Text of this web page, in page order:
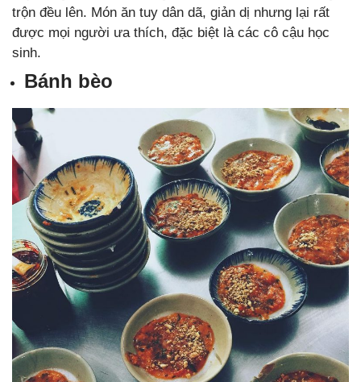
trộn đều lên. Món ăn tuy dân dã, giản dị nhưng lại rất
được mọi người ưa thích, đặc biệt là các cô cậu học
sinh.
Bánh bèo